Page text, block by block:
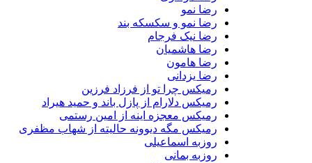
رضا نمو
رضا نمو و سکسکه بند
رضا نیک فرجام
رضا هاشمیان
رضا هامون
رضا یزدانی
رمیکس چرا تو از فرزاد فرزین
رمیکس دلارام از پازل باند و حمید هیراد
رمیکس معجزه اینه از امین رستمی
رمیکس مگه دیوونه حالیته از شهاب مظفری
روزبه اسماعیلی
روزبه بمانی